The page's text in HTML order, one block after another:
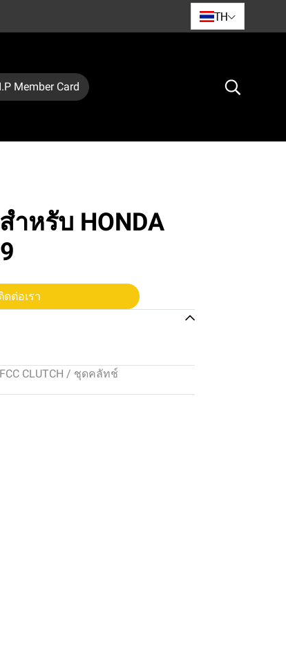
TH
Member Card
ำหรับ HONDA
ดต่อเรา
FCC CLUTCH / ชุดคลัทช์